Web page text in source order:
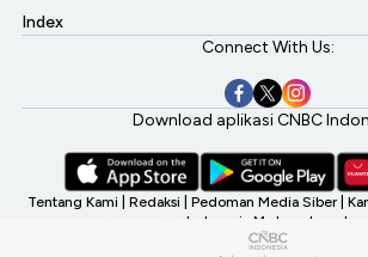
Index
Connect With Us:
Download aplikasi CNBC
Tentang Kami Redaksi Pedoman Media Siber
Indonesia My Investment
©2026 CNBC Indonesia, A Transmedia